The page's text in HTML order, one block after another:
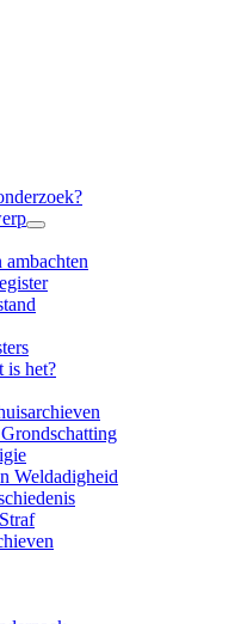
ambachten
is het?
Weldadigheid